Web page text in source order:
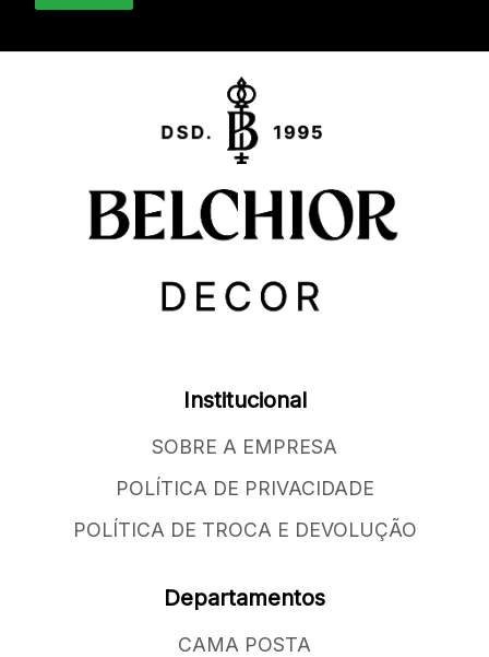
Institucional
SOBRE A EMPRESA
POLÍTICA DE PRIVACIDADE
POLÍTICA DE TROCA E DEVOLUÇÃO
Departamentos
CAMA POSTA